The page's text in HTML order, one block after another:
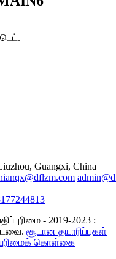
Guangxi, China
- 2019-2023 :
சூடான தயாரிப்புகள்
கொள்கை